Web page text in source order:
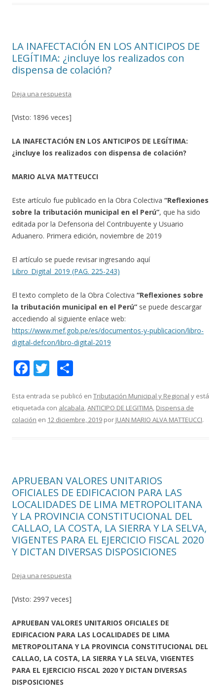
LA INAFECTACIÓN EN LOS ANTICIPOS DE
LEGÍTIMA: ¿incluye los realizados con
dispensa de colación?
Deja una respuesta
[Visto: 1896 veces]
LA INAFECTACIÓN EN LOS ANTICIPOS DE LEGÍTIMA:
¿incluye los realizados con dispensa de colación?
MARIO ALVA MATTEUCCI
Este artículo fue publicado en la Obra Colectiva “Reflexiones
sobre la tributación municipal en el Perú”, que ha sido
editada por la Defensoria del Contribuyente y Usuario
Aduanero. Primera edición, noviembre de 2019
El artículo se puede revisar ingresando aquí
Libro_Digital_2019 (PAG. 225-243)
El texto completo de la Obra Colectiva “Reflexiones sobre
la tributación municipal en el Perú” se puede descargar
accediendo al siguiente enlace web:
https://www.mef.gob.pe/es/documentos-y-publicacion/libro-
digital-defcon/libro-digital-2019
F
e
b
T
itt
er
m
p
Esta entrada se publicó en Tributación Municipal y Regional y está
etiquetada con alcabala,ANTICIPO DE LEGITIMA, Dispensa de
colación en 12 diciembre, 2019 por JUAN MARIO ALVA MATTEUCCI.
APRUEBAN VALORES UNITARIOS
OFICIALES DE EDIFICACION PARA LAS
LOCALIDADES DE LIMA METROPOLITANA
Y LA PROVINCIA CONSTITUCIONAL DEL
CALLAO, LA COSTA, LA SIERRA Y LA SELVA,
VIGENTES PARA EL EJERCICIO FISCAL 2020
Y DICTAN DIVERSAS DISPOSICIONES
Deja una respuesta
[Visto: 2997 veces]
APRUEBAN VALORES UNITARIOS OFICIALES DE
EDIFICACION PARA LAS LOCALIDADES DE LIMA
METROPOLITANA Y LA PROVINCIA CONSTITUCIONAL DEL
CALLAO, LA COSTA, LA SIERRA Y LA SELVA, VIGENTES
PARA EL EJERCICIO FISCAL 2020 Y DICTAN DIVERSAS
DISPOSICIONES